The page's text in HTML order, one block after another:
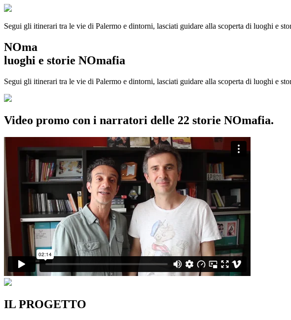
Segui gli itinerari tra le vie di Palermo e dintorni, lasciati guidare alla scoperta di luoghi e
NOma
luoghi e storie NOmafia
Segui gli itinerari tra le vie di Palermo e dintorni, lasciati guidare alla scoperta di luoghi e
Video promo con i narratori delle 22 storie NOmafia.
IL PROGETTO